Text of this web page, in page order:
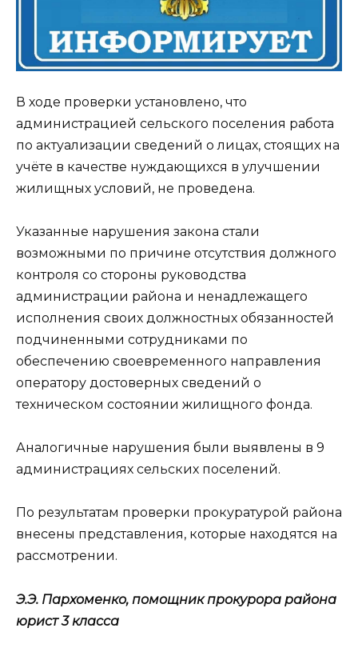
В ходе проверки установлено, что
администрацией сельского поселения работа
по актуализации сведений о лицах, стоящих на
учёте в качестве нуждающихся в улучшении
жилищных условий, не проведена.
Указанные нарушения закона стали
возможными по причине отсутствия должного
контроля со стороны руководства
администрации района и ненадлежащего
исполнения своих должностных обязанностей
подчиненными сотрудниками по
обеспечению своевременного направления
оператору достоверных сведений о
техническом состоянии жилищного фонда.
Аналогичные нарушения были выявлены в 9
администрациях сельских поселений.
По результатам проверки прокуратурой района
внесены представления, которые находятся на
рассмотрении.
Э.Э. Пархоменко, помощник прокурора района
юрист 3 класса